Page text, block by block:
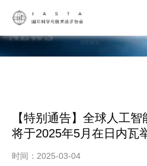
【特别通告】全球人工
将于2025年5月在日内瓦
时间：2025-03-04